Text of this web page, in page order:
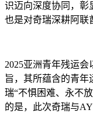
识迈向深度协同，彰
也是对奇瑞深耕阿联
2025亚洲青年残运会
旨，其所蕴含的青
瑞“不惧困难、永不
的是，此次奇瑞与